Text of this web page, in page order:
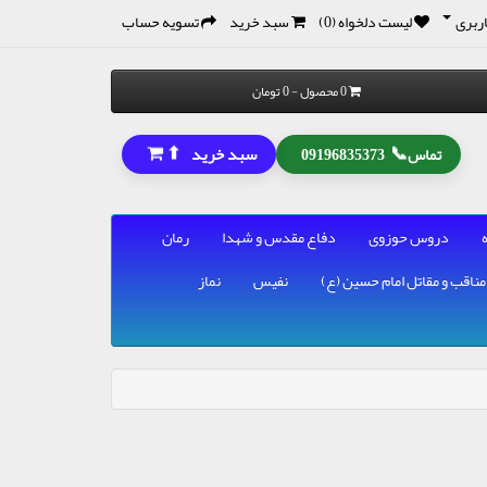
لیست دلخواه (0) سبد خرید تسویه حساب
0 محصول - 0 تومان
تماس📞
09196835373 سبد خرید ⬆
دروس حوزوی دفاع مقدس و شهدا
رمان
مناقب و مقاتل امام حسین (ع) نفیس
نماز